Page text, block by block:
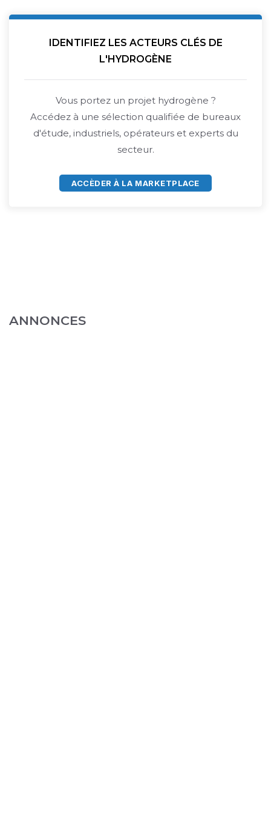
IDENTIFIEZ LES ACTEURS CLÉS DE
L'HYDROGÈNE
Vous portez un projet hydrogène ?
Accédez à une sélection qualifiée de bureaux
d'étude, industriels, opérateurs et experts du
secteur.
ACCÈDER À LA MARKETPLACE
ANNONCES